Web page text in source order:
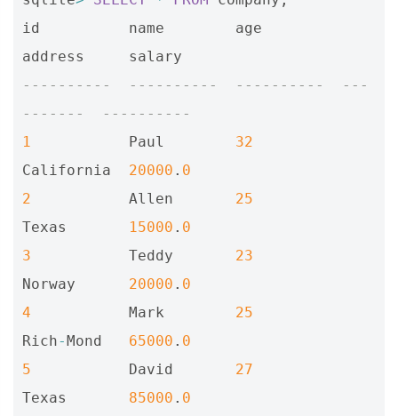
id
name
age
address
salary
----------  ----------  ----------  ---
-------  ----------
1
Paul
32
California
20000 . 0
2
Allen
25
Texas
15000 . 0
3
Teddy
23
Norway
20000 . 0
4
Mark
25
Rich-Mond 65000 . 0
5
David
27
Texas
85000 . 0